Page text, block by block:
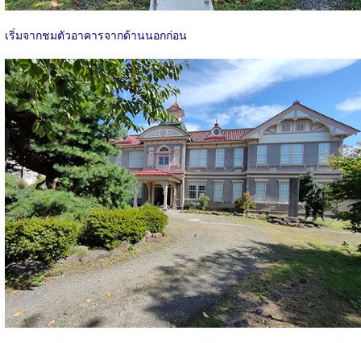
เริ่มจากชมตัวอาคารจากด้านนอกก่อน